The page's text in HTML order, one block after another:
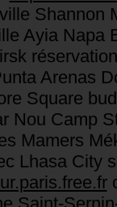
Shannon
Ayia Napa
Arenas
Square
Nou Camp
Mamers
Lhasa City